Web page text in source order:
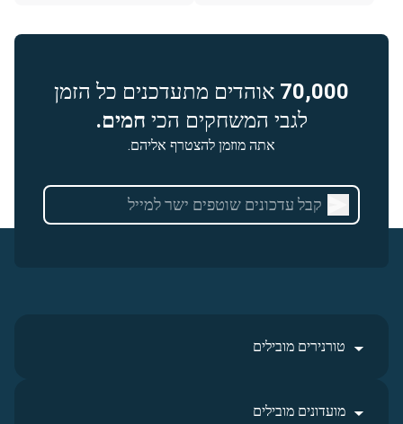
70,000 אוהדים מתעדכנים כל הזמן
לגבי המשחקים הכי חמים.
אתה מוזמן להצטרף אליהם.
טורנירים מובילים
מועדונים מובילים